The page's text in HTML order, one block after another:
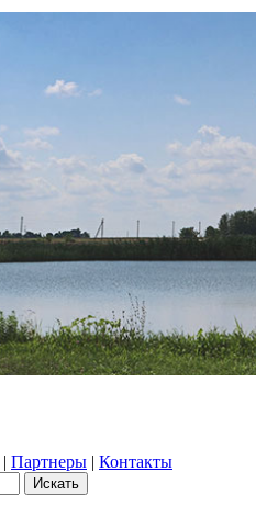
| Партнеры | Контакты